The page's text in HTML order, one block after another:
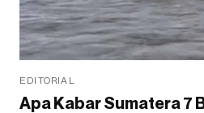
EDITORIAL
Apa Kabar Sumatera 7